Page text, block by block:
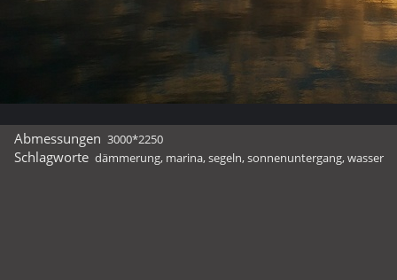
Abmessungen 3000*2250
Schlagworte dämmerung, marina,segeln,sonnenuntergang,wasser